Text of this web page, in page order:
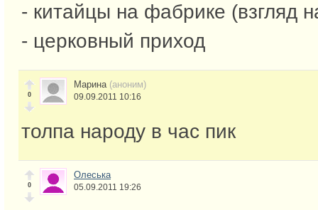
- китайцы на фабрике (взгляд
- церковный приход
0
Марина (аноним)
09.09.2011 10:16
толпа народу в час пик
0
Олеська
05.09.2011 19:26